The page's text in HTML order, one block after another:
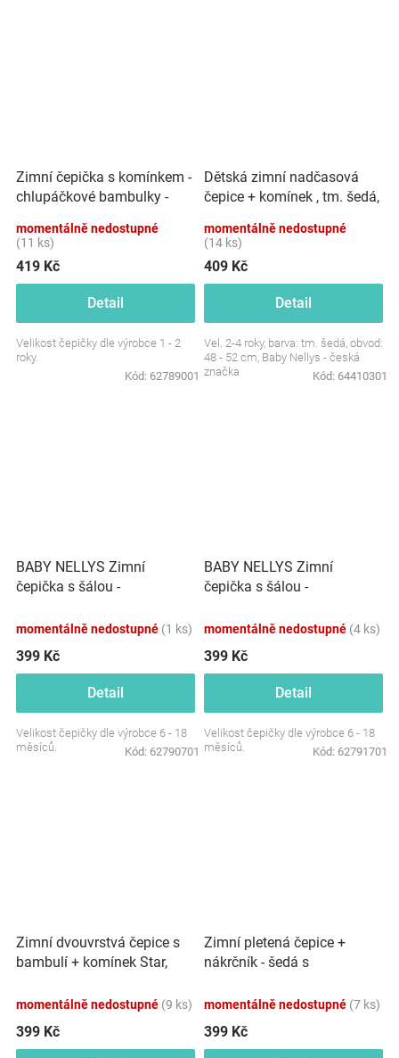
Zimní čepička s komínkem -
chlupáčkové bambulky -
momentálně nedostupné
(11 ks)
419 Kč
Detail
Velikost čepičky dle výrobce 1 - 2
roky.
Kód: 62789001
Dětská zimní nadčasová
čepice + komínek , tm. šedá,
momentálně nedostupné
(14 ks)
409 Kč
Detail
Vel. 2-4 roky, barva: tm. šedá, obvod:
48 - 52 cm, Baby Nellys - česká
značka
Kód: 64410301
BABY NELLYS Zimní
čepička s šálou -
modrá, šedé bambulky
momentálně nedostupné (1 ks)
399 Kč
Detail
Velikost čepičky dle výrobce 6 - 18
měsíců.
Kód: 62790701
BABY NELLYS Zimní
čepička s šálou -
šedá, šedé bambulky
momentálně nedostupné (4 ks)
399 Kč
Detail
Velikost čepičky dle výrobce 6 - 18
měsíců.
Kód: 62791701
Zimní dvouvrstvá čepice s
bambulí + komínek Star,
momentálně nedostupné (9 ks)
399 Kč
Zimní pletená čepice +
nákrčník - šedá s
momentálně nedostupné (7 ks)
399 Kč